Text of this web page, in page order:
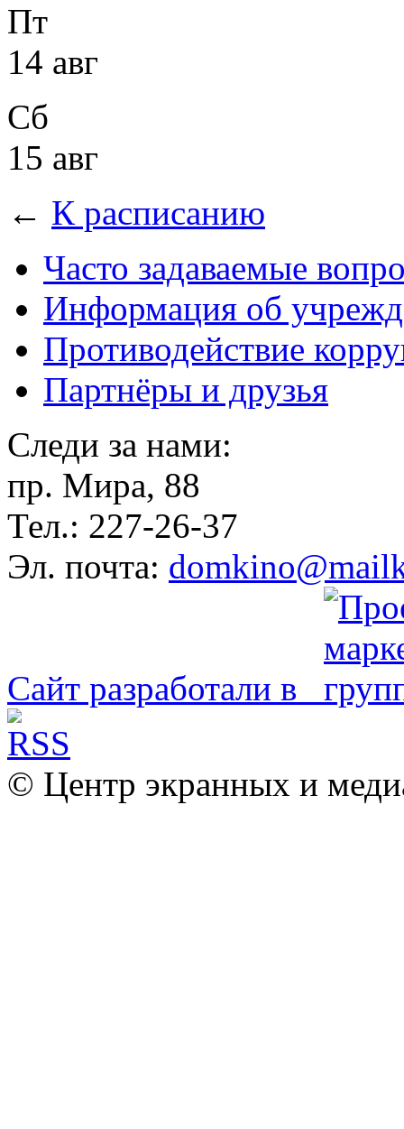
Пт
14 авг
Сб
15 авг
← К расписанию
Часто задаваемые
Информация об
Противодействие
Партнёры и друзья
Следи за нами:
пр. Мира, 88
Тел.: 227-26-37
Эл. почта:
Сайт разработали в
© Центр экранных и